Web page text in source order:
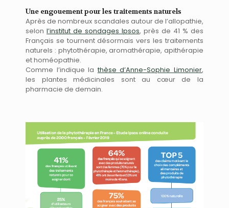
Une engouement pour les traitements naturels
Après de nombreux scandales autour de l’allopathie,
selon l’institut de sondages Ipsos, près de 41 % des
Français se tournent désormais vers les traitements
naturels : phytothérapie, aromathérapie, apithérapie
et homéopathie.
Comme l’indique lathèse d’Anne-Sophie Limonier,
les plantes médicinales sont au cœur de la
pharmacie de demain.